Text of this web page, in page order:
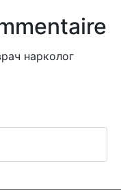
нарколог